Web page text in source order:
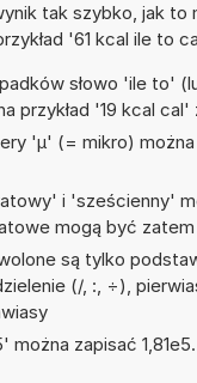
tak szybko, jak
'61 kcal ile to
słowo 'ile to'
przykład '19 kcal
'µ' (= mikro) można
i 'sześcienny'
mogą być
są tylko
(/, :, ÷),
można zapisać